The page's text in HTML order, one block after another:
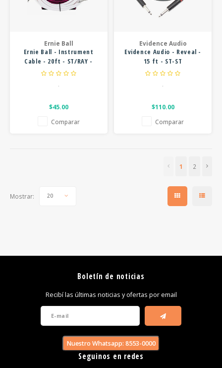
Ernie Ball
Ernie Ball - Instrument
Cable - 20ft - ST/RAY -
White
.
$45.00
Comparar
Evidence Audio
Evidence Audio - Reveal -
15 ft - ST-ST
.
$110.00
Comparar
1 2
Mostrar: 20
Boletín de noticias
Recibí las últimas noticias y ofertas por email
Nuestro Whatsapp: 8553-0000
Seguinos en redes